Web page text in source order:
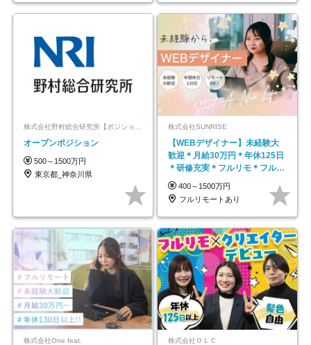
オープンポジション
500～1500万円
東京都_神奈川県
株式会社SUNRISE
【WEBデザイナー】未経験大
歓迎＊月給30万円＊年休125日
＊研修充実＊フルリモ＊フルフ
レックス＊
400～1500万円
フルリモートあり
株式会社One feat. 株式会社ＯＬＣ